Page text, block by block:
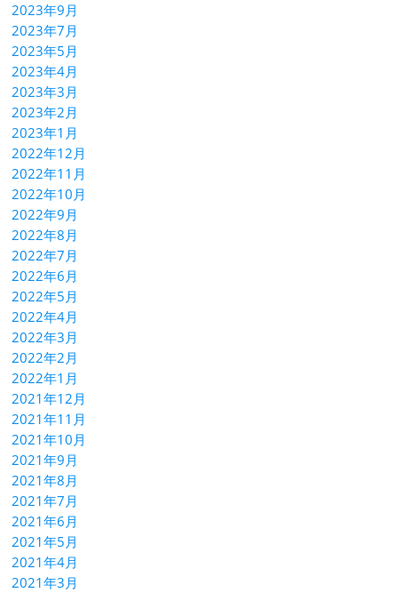
2023年9月
2023年7月
2023年5月
2023年4月
2023年3月
2023年2月
2023年1月
2022年12月
2022年11月
2022年10月
2022年9月
2022年8月
2022年7月
2022年6月
2022年5月
2022年4月
2022年3月
2022年2月
2022年1月
2021年12月
2021年11月
2021年10月
2021年9月
2021年8月
2021年7月
2021年6月
2021年5月
2021年4月
2021年3月